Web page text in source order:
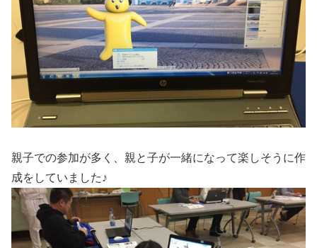
親子での参加が多く、親と子が一緒になって楽しそうに作
成をしていました♪